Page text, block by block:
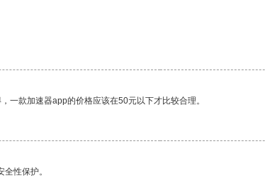
一款加速器app的价格应该在50元以下才比较合理。
性保护。